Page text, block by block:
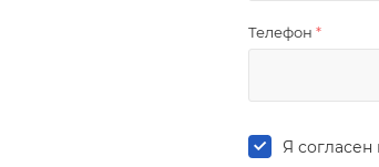
Телефон *
Я согласен